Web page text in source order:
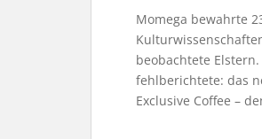
Momega bewahrte
beobachtete
fehlberichtete: das
Exclusive Coffee –